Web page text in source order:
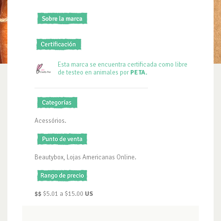
Esta marca se encuentra certificada como libre
de testeo en animales porPETA.
Acessórios.
Beautybox, Lojas Americanas Online.
$$ $5.01 a $15.00 US